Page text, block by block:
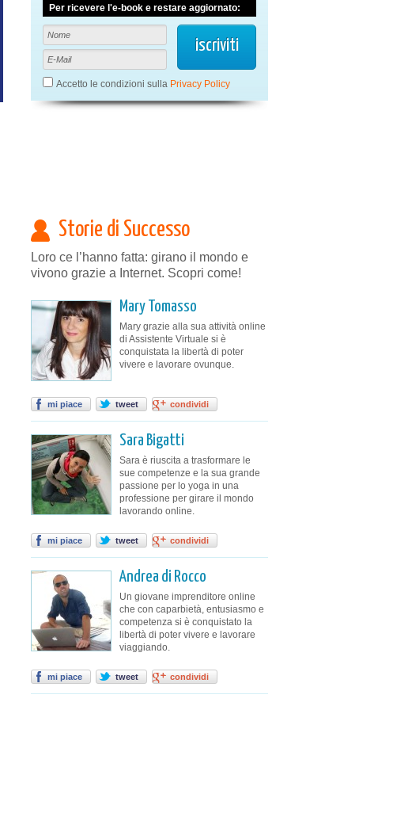
Per ricevere l'e-book e restare aggiornato:
Accetto le condizioni sulla Privacy Policy
Storie di Successo
Loro ce l’hanno fatta: girano il mondo e
vivono grazie a Internet. Scopri come!
Mary Tomasso
Mary grazie alla sua attività online
di Assistente Virtuale si è
conquistata la libertà di poter
vivere e lavorare ovunque.
mi piace tweet condividi
Sara Bigatti
Sara è riuscita a trasformare le
sue competenze e la sua grande
passione per lo yoga in una
professione per girare il mondo
lavorando online.
mi piace tweet condividi
Andrea di Rocco
Un giovane imprenditore online
che con caparbietà, entusiasmo e
competenza si è conquistato la
libertà di poter vivere e lavorare
viaggiando.
mi piace tweet condividi